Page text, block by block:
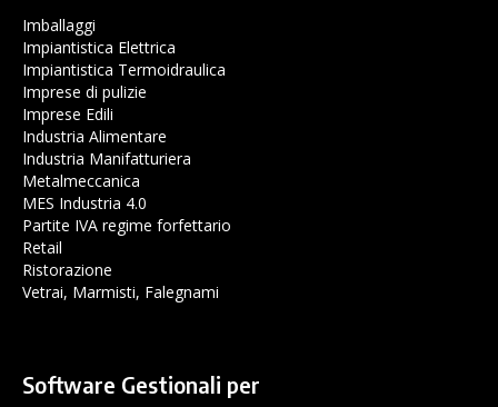
Imballaggi
Impiantistica Elettrica
Impiantistica Termoidraulica
Imprese di pulizie
Imprese Edili
Industria Alimentare
Industria Manifatturiera
Metalmeccanica
MES Industria 4.0
Partite IVA regime forfettario
Retail
Ristorazione
Vetrai, Marmisti, Falegnami
Software Gestionali per